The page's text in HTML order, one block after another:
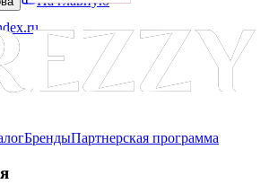
БрендыПартнерская программа